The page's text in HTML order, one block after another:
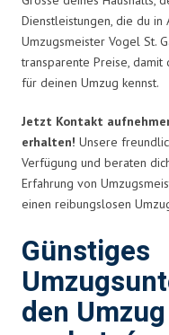
Dienstleistungen, die du in
Umzugsmeister Vogel St.
transparente Preise, damit
für deinen Umzug kennst.
Jetzt Kontakt
erhalten! Unsere
Verfügung und beraten
Erfahrung von
einen reibungslosen
Günstiges
den